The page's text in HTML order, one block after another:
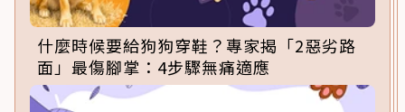
什麼時候要給狗狗穿鞋？專家揭「2惡劣路
面」最傷腳掌：4步驟無痛適應